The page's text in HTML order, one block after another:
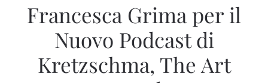
Francesca Grima per il
Nuovo Podcast di
Kretzschma, The Art